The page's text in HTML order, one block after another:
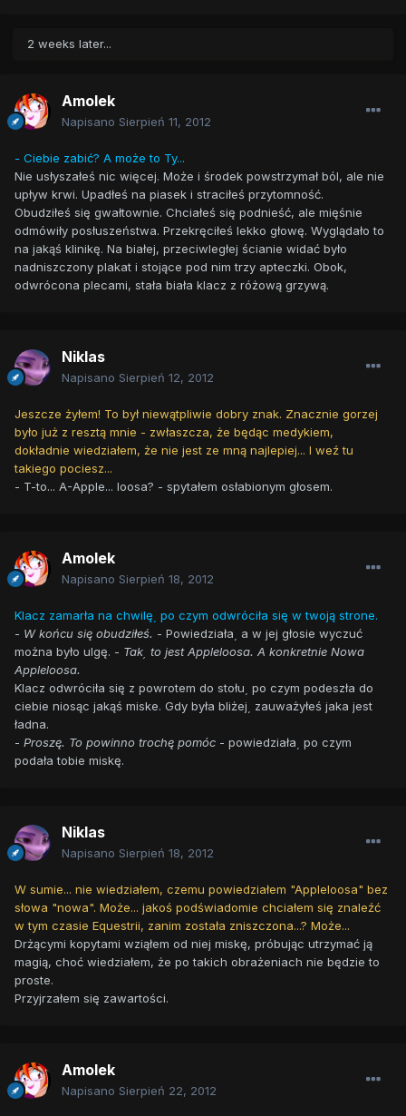
2 weeks later...
Amolek
Napisano Sierpień 11, 2012
- Ciebie zabić? A może to Ty...
Nie usłyszałeś nic więcej. Może i środek powstrzymał ból, ale nie
upływ krwi. Upadłeś na piasek i straciłeś przytomność.
Obudziłeś się gwałtownie. Chciałeś się podnieść, ale mięśnie
odmówiły posłuszeństwa. Przekręciłeś lekko głowę. Wyglądało to
na jakąś klinikę. Na białej, przeciwległej ścianie widać było
nadniszczony plakat i stojące pod nim trzy apteczki. Obok,
odwrócona plecami, stała biała klacz z różową grzywą.
Niklas
Napisano Sierpień 12, 2012
Jeszcze żyłem! To był niewątpliwie dobry znak. Znacznie gorzej
było już z resztą mnie - zwłaszcza, że będąc medykiem,
dokładnie wiedziałem, że nie jest ze mną najlepiej... I weź tu
takiego pociesz...
- T-to... A-Apple... loosa? - spytałem osłabionym głosem.
Amolek
Napisano Sierpień 18, 2012
Klacz zamarła na chwilę͵ po czym odwróciła się w twoją strone.
- W końcu się obudziłeś. - Powiedziała͵ a w jej głosie wyczuć
można było ulgę. - Tak͵ to jest Appleloosa. A konkretnie Nowa
Appleloosa.
Klacz odwróciła się z powrotem do stołu͵ po czym podeszła do
ciebie niosąc jakąś miske. Gdy była bliżej͵ zauważyłeś jaka jest
ładna.
- Proszę. To powinno trochę pomóc - powiedziała͵ po czym
podała tobie miskę.
Niklas
Napisano Sierpień 18, 2012
W sumie... nie wiedziałem, czemu powiedziałem "Appleloosa" bez
słowa "nowa". Może... jakoś podświadomie chciałem się znaleźć
w tym czasie Equestrii, zanim została zniszczona...? Może...
Drżącymi kopytami wziąłem od niej miskę, próbując utrzymać ją
magią, choć wiedziałem, że po takich obrażeniach nie będzie to
proste.
Przyjrzałem się zawartości.
Amolek
Napisano Sierpień 22, 2012